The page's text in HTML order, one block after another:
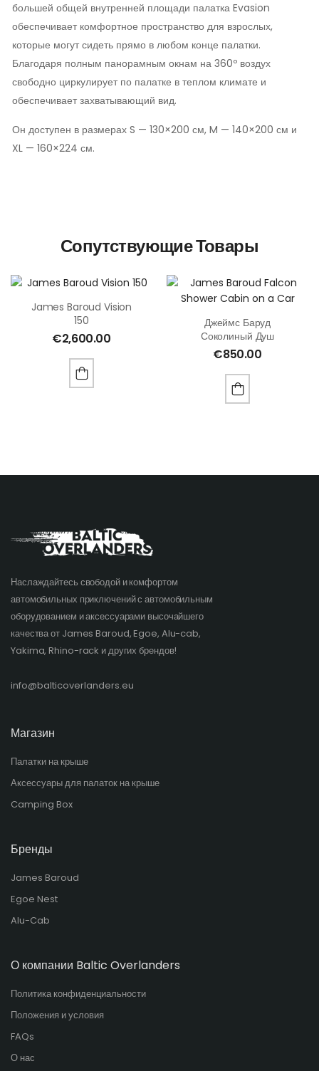
большей общей внутренней площади палатка Evasion
обеспечивает комфортное пространство для взрослых,
которые могут сидеть прямо в любом конце палатки.
Благодаря полным панорамным окнам на 360º воздух
свободно циркулирует по палатке в теплом климате и
обеспечивает захватывающий вид.
Он доступен в размерах S — 130×200 см, M — 140×200 см и
XL — 160×224 см.
Сопутствующие Товары
James Baroud Vision
150
€2,600.00
Джеймс Баруд
Соколиный Душ
€850.00
Наслаждайтесь свободой и комфортом
автомобильных приключений с автомобильным
оборудованием и аксессуарами высочайшего
качества от James Baroud, Egoe, Alu-cab,
Yakima, Rhino-rack и других брендов!​
info@balticoverlanders.eu
Магазин
Палатки на крыше
Аксессуары для палаток на крыше
Camping Box
Бренды
James Baroud
Egoe Nest
Alu-Cab
О компании Baltic Overlanders
Политика конфиденциальности
Положения и условия
FAQs
О нас